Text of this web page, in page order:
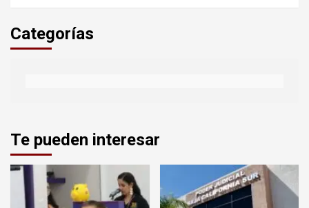
Categorías
Te pueden interesar